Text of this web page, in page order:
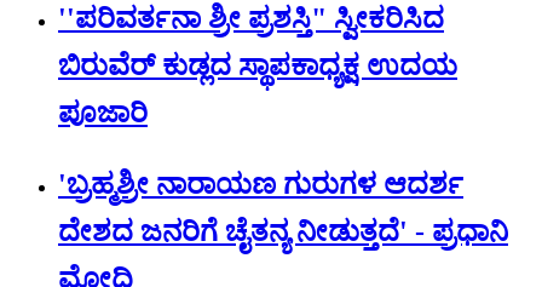
''ಪರಿವರ್ತನಾ ಶ್ರೀ ಪ್ರಶಸ್ತಿ" ಸ್ವೀಕರಿಸಿದ
ಬಿರುವೆರ್ ಕುಡ್ಲದ ಸ್ಥಾಪಕಾಧ್ಯಕ್ಷ ಉದಯ
ಪೂಜಾರಿ
'ಬ್ರಹ್ಮಶ್ರೀ ನಾರಾಯಣ ಗುರುಗಳ ಆದರ್ಶ
ದೇಶದ ಜನರಿಗೆ ಚೈತನ್ಯ ನೀಡುತ್ತದೆ' - ಪ್ರಧಾನಿ
ಮೋದಿ